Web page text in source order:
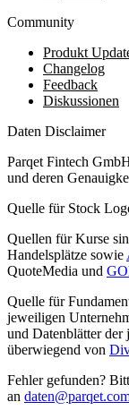
Community
Produkt
Changelog
Feedback
Diskussionen
Daten Disclaimer
Parqet Fintech
und deren
Quelle für Stock
Quellen für Kurse
Handelsplätze sowie
QuoteMedia und
Quelle für
jeweiligen
und Datenblätter
überwiegend von
Fehler gefunden?
an